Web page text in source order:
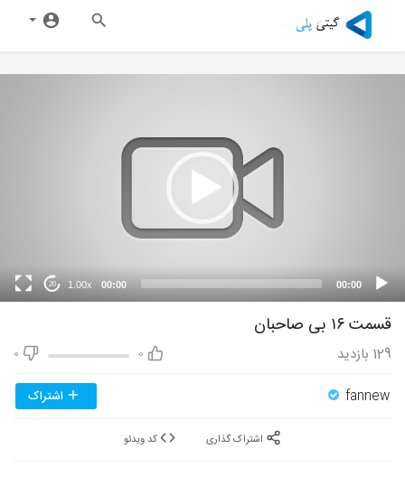
00:00
00:00
1.00x
20
قسمت ۱۶ بی صاحبان
0
0 129 بازدید
fannew اشتراک